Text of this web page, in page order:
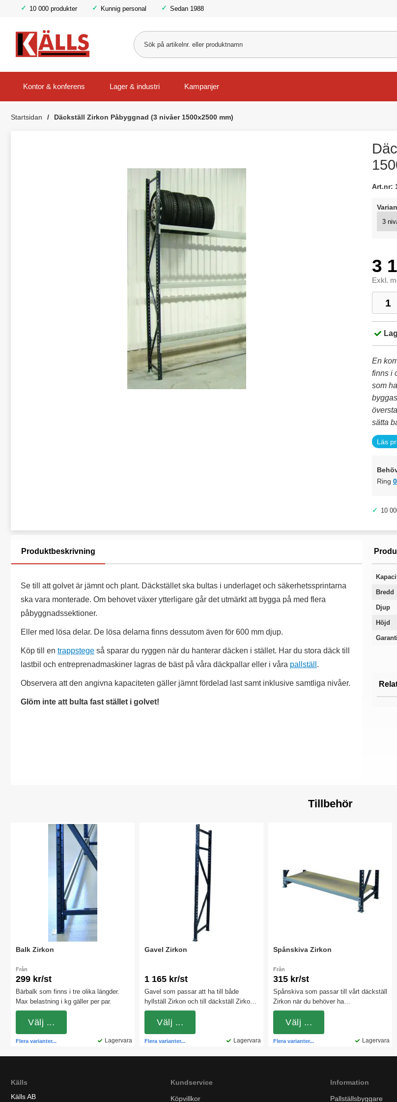
10 000 produkter Kunnig personal Sedan 1988
Kontor & konferens Lager & industri Kampanjer
Startsidan Däckställ Zirkon Påbyggnad (3 nivåer 1500x2500 mm)
Art.nr:
3
Exkl.
En
finns i
som
sätta
Läs
Ring
✓ 10
Produktbeskrivning
Se till att golvet är jämnt och plant. Däckstället ska bultas i underlaget och säkerhetssprintarna
ska vara monterade. Om behovet växer ytterligare går det utmärkt att bygga på med flera
påbyggnadssektioner.
Eller med lösa delar. De lösa delarna finns dessutom även för 600 mm djup.
Köp till en trappstege så sparar du ryggen när du hanterar däcken i stället. Har du stora däck till
lastbil och entreprenadmaskiner lagras de bäst på våra däckpallar eller i våra pallställ .
Observera att den angivna kapaciteten gäller jämnt fördelad last samt inklusive samtliga nivåer.
Glöm inte att bulta fast stället i golvet!
Bredd
Djup
Höjd
Garanti
Tillbehör
Balk Zirkon
Från
299 kr/st
Bärbalk som finns i tre olika längder.
Max belastning i kg gäller per par.
Lagervara
Flera varianter...
Välj ...
Gavel Zirkon
1 165 kr/st
Gavel som passar att ha till både
hyllställ Zirkon och till däckställ Zirkon.
Finns i tre olika höjder och i två olika
djup.
Lagervara
Flera varianter...
Välj ...
Spånskiva Zirkon
Från
315 kr/st
Spånskiva som passar till vårt däckställ
Zirkon när du behöver ha
hyllplan.Observera att bärbalkar och
säkerhetssprintar ingår ej!
Lagervara
Flera varianter...
Välj ...
Källs
Källs AB
Kundservice
Köpvillkor
Information
Pallställsbyggare